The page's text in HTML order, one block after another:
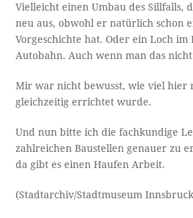
Vielleicht einen Umbau des Sillfalls,
neu aus, obwohl er natürlich schon
Vorgeschichte hat. Oder ein Loch
Autobahn. Auch wenn man das
Mir war nicht bewusst, wie viel hier
gleichzeitig errichtet wurde.
Und nun bitte ich die fachkundige
zahlreichen Baustellen genauer zu
da gibt es einen Haufen Arbeit.
(Stadtarchiv/Stadtmuseum